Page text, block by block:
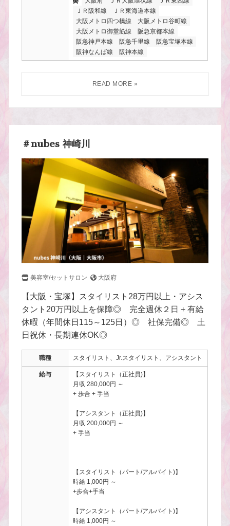
ＪＲ阪和線
ＪＲ東海道本線
大阪メトロ四つ橋線
大阪メトロ谷町線
大阪メトロ御堂筋線
阪急京都本線
阪急神戸本線
阪急千里線
阪急宝塚本線
阪神なんば線
阪神本線
＃nubes 神崎川
美容室/セットサロン 大阪府
【大阪・宝塚】スタイリスト28万円以上・アシス
タント20万円以上を保障◎ 完全週休２日 + 有給
休暇（年間休日115～125日）◎ 社保完備◎ 土
日祝休・長期連休OK◎
職種 スタイリスト、Jr.スタイリスト、アシスタント
給与
【スタイリスト（正社員)】
月収 280,000円 ～
+ 歩合 + 手当
【アシスタント（正社員)】
月収 200,000円 ～
+ 手当
【スタイリスト（パート/アルバイト)】
時給 1,000円 ～
+歩合+手当
【アシスタント（パート/アルバイト)】
時給 1,000円 ～